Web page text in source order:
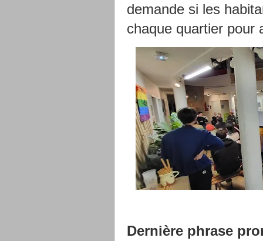
demande si les
chaque quartier pour
Dernière phrase